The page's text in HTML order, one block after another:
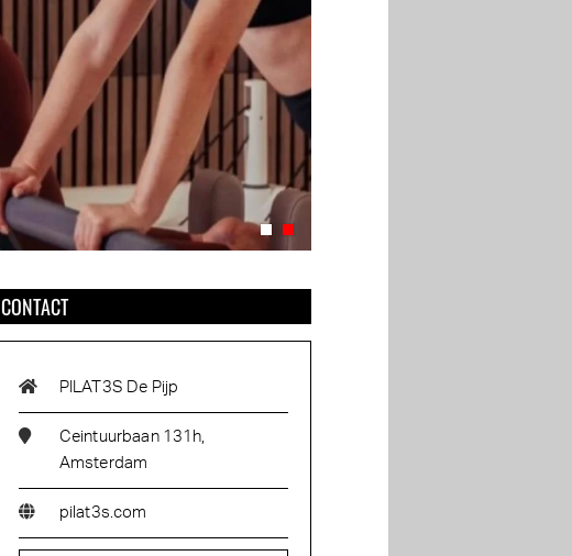
CONTACT
PILAT3S De Pijp
Ceintuurbaan 131h,
Amsterdam
pilat3s.com